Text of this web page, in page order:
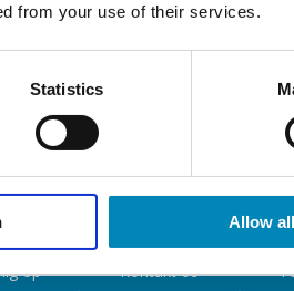
from your use of their services.
Statistics
Allow all
UDSALG - SPAR OP TIL 80% SÅ
Vi
6913
op Kontakt os